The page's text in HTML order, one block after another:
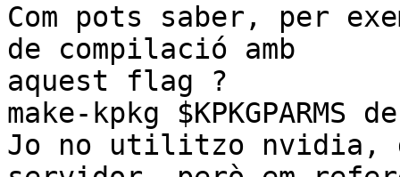
Com pots saber, per
de compilació amb
aquest flag ?
make-kpkg $KPKGPARMS
Jo no utilitzo nvidia,